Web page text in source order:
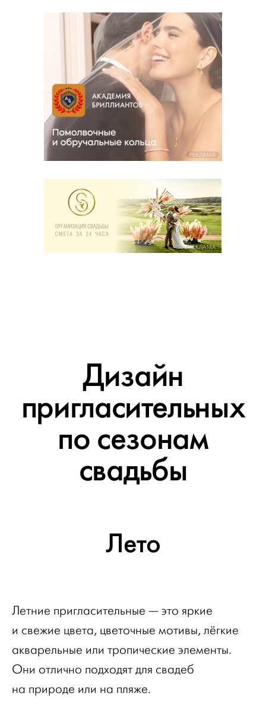
РЕКЛАМА
РЕКЛАМА
Дизайн
пригласительных
по сезонам
свадьбы
Лето
Летние пригласительные — это яркие
и свежие цвета, цветочные мотивы, лёгкие
акварельные или тропические элементы.
Они отлично подходят для свадеб
на природе или на пляже.